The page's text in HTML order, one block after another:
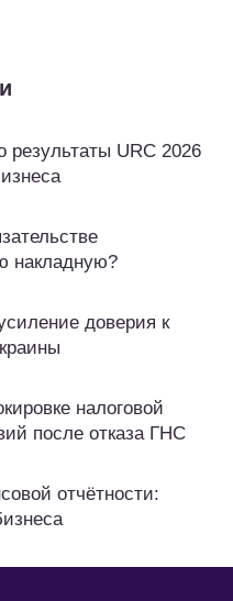
результаты URC 2026
накладную?
доверия к
налоговой
после отказа ГНС
отчётности: